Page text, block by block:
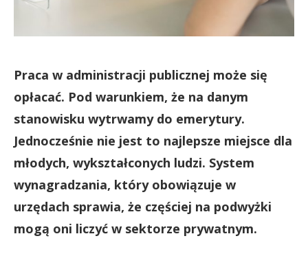
Praca w administracji publicznej może się
opłacać. Pod warunkiem, że na danym
stanowisku wytrwamy do emerytury.
Jednocześnie nie jest to najlepsze miejsce dla
młodych, wykształconych ludzi. System
wynagradzania, który obowiązuje w
urzędach sprawia, że częściej na podwyżki
mogą oni liczyć w sektorze prywatnym.